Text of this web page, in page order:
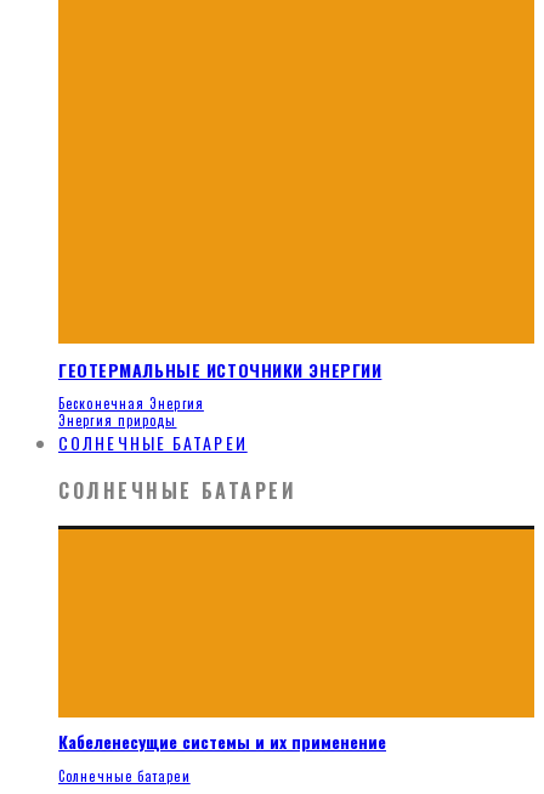
ГЕОТЕРМАЛЬНЫЕ ИСТОЧНИКИ ЭНЕРГИИ
Бесконечная Энергия
Энергия природы
СОЛНЕЧНЫЕ БАТАРЕИ
СОЛНЕЧНЫЕ БАТАРЕИ
Кабеленесущие системы и их применение
Солнечные батареи